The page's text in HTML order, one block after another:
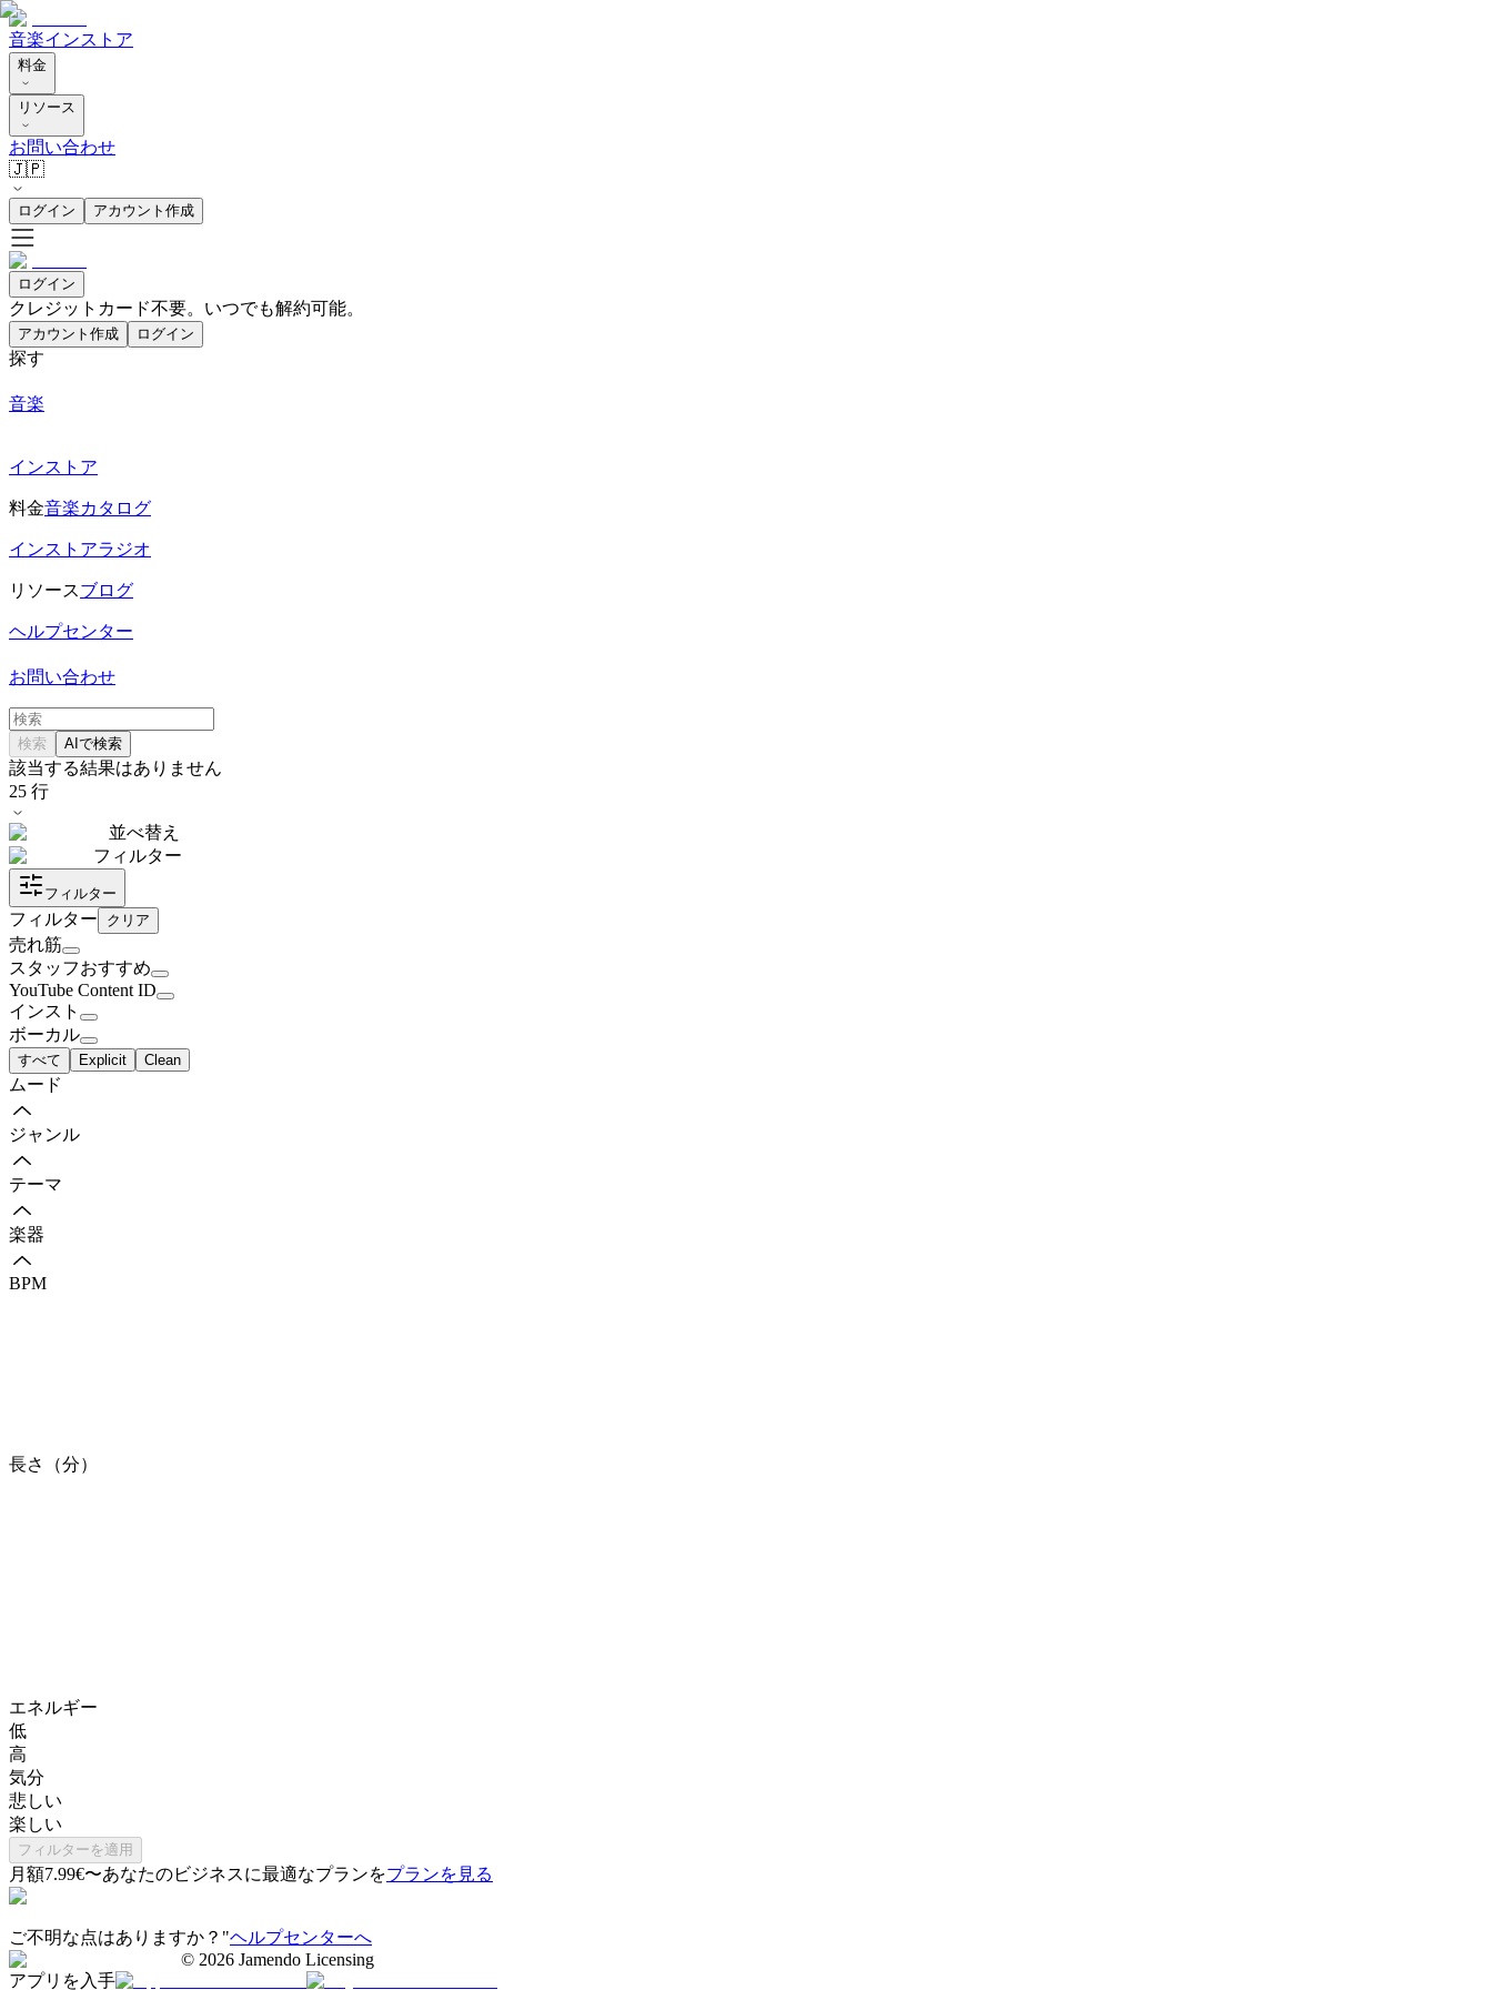
音楽インストア
料金
リソース
お問い合わせ
🇯🇵
ログイン アカウント作成
ログイン
クレジットカード不要。いつでも解約可能。
アカウント作成 ログイン
探す
音楽
インストア
料金音楽カタログ
インストアラジオ
リソースブログ
ヘルプセンター
お問い合わせ
検索 AIで検索
該当する結果はありません
25 行
並べ替え
フィルター
フィルター
フィルター クリア
売れ筋
スタッフおすすめ
YouTube Content ID
インスト
ボーカル
すべて Explicit Clean
ムード
ジャンル
テーマ
楽器
BPM
長さ（分）
エネルギー
低
高
気分
悲しい
楽しい
フィルターを適用
月額7.99€〜あなたのビジネスに最適なプランをプランを見る
ご不明な点はありますか？"ヘルプセンターへ
© 2026 Jamendo Licensing
アプリを入手